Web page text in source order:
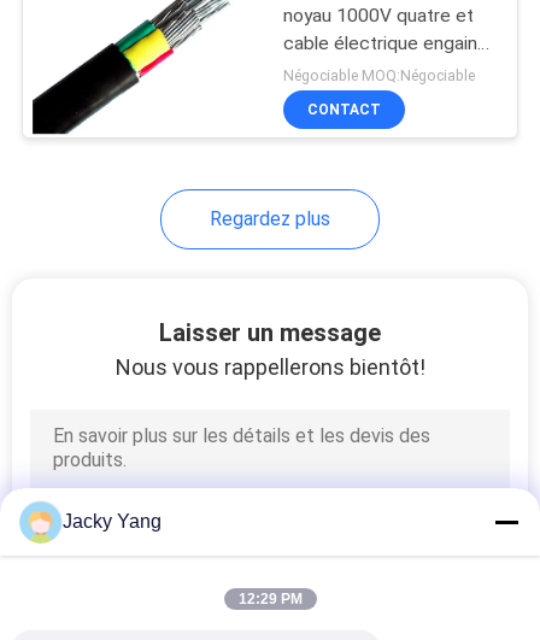
d'instrumentation
Câble de
température élevée
noyau 1000V quatre et
cable électrique engainé
avec le conducteur en
aluminium
Négociable MOQ:Négociable
CONTACT
Regardez plus
Laisser un message
Nous vous rappellerons bientôt!
Jacky Yang
12:29 PM